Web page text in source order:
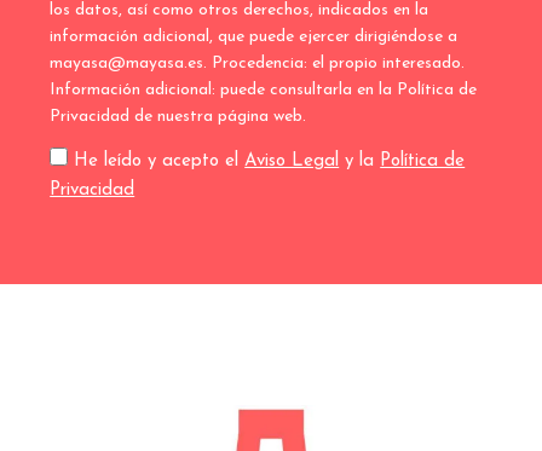
los datos, así como otros derechos, indicados en la
información adicional, que puede ejercer dirigiéndose a
mayasa@mayasa.es. Procedencia: el propio interesado.
Información adicional: puede consultarla en la Política de
Privacidad de nuestra página web.
He leído y acepto elAviso Legal y la Política de
Privacidad